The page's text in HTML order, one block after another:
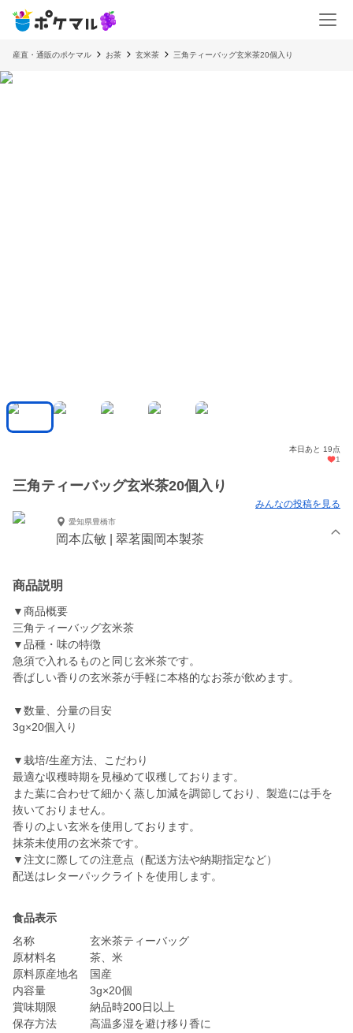
産直・通販のポケマル お茶 玄米茶 三角ティーバッグ玄米茶20個入り
本日あと 19点
1
三角ティーバッグ玄米茶20個入り
みんなの投稿を見る
愛知県豊橋市
岡本広敏 | 翠茗園岡本製茶
商品説明
▼商品概要
三角ティーバッグ玄米茶
▼品種・味の特徴
急須で入れるものと同じ玄米茶です。
香ばしい香りの玄米茶が手軽に本格的なお茶が飲めます。
▼数量、分量の目安
3g×20個入り
▼栽培/生産方法、こだわり
最適な収穫時期を見極めて収穫しております。
また葉に合わせて細かく蒸し加減を調節しており、製造には手を
抜いておりません。
香りのよい玄米を使用しております。
抹茶未使用の玄米茶です。
▼注文に際しての注意点（配送方法や納期指定など）
配送はレターパックライトを使用します。
食品表示
名称 玄米茶ティーバッグ
原材料名 茶、米
原料原産地名 国産
内容量 3g×20個
賞味期限 納品時200日以上
保存方法 高温多湿を避け移り香に